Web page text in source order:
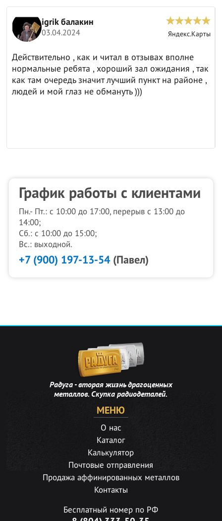
igrik балакин
03.04.2024 Яндекс.Карты
Действительно , как и читал в отзывах вполне
нормальные ребята , хороший зал ожидания , так
как там очередь значит лучший пункт на районе ,
людей и мой глаз не обмануть )))
График работы с клиентами
Пн.- Пт.: с 10:00 до 17:00, перерыв с 13:00 до
14:00;
Сб.: с 10:00 до 15:00;
Вс.: выходной.
+7 (900) 197-13-54(Павел)
Радуга - вторая жизнь драгоценных
металлов. Скупка радиодеталей.
МЕНЮ
О нас
Каталог
Калькулятор
Почтовые отправления
Продажа аффинированных металлов
Контакты
Бесплатный номер по РФ